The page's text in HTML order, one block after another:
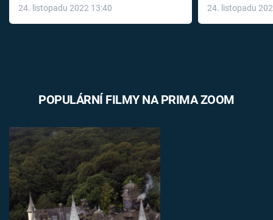
24. listopadu 2022 13:40
léky
24. listopadu
POPULÁRNÍ FILMY NA PRIMA ZOOM